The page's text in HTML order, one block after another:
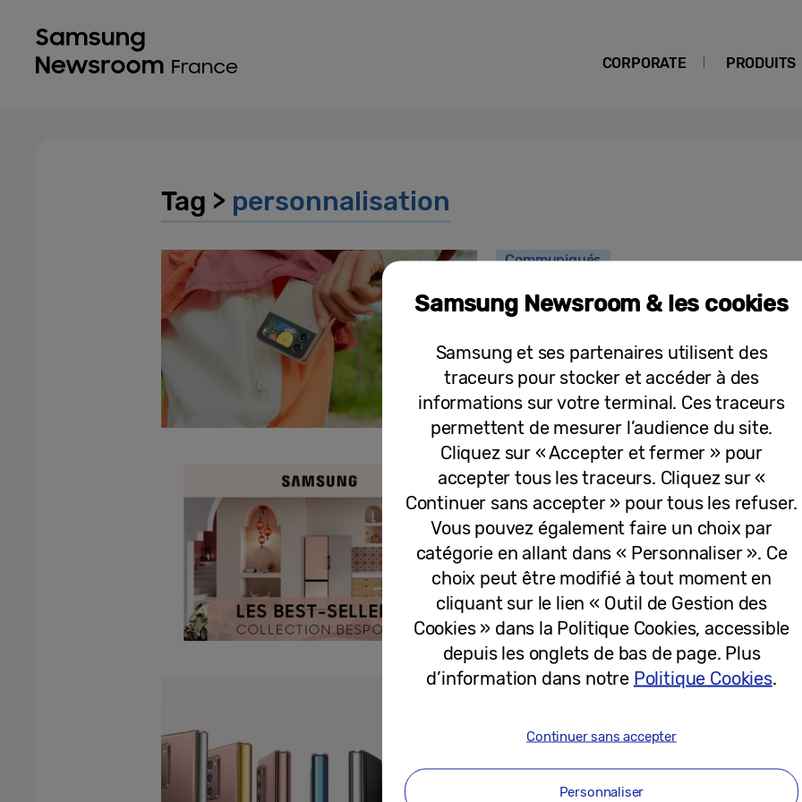
CORPORATE PRODUITS
Tag > personnalisation
Communiqués
Samsung Galaxy Z Flip4 : le
12-06-2023
Communiqués
Les best-sellers de la collection
12-05-2023
Communiqués
La personnalisation du Galaxy Z
Samsung Newsroom & les cookies
Samsung et ses partenaires utilisent des
traceurs pour stocker et accéder à des
informations sur votre terminal. Ces traceurs
permettent de mesurer l’audience du site.
Cliquez sur « Accepter et fermer » pour
accepter tous les traceurs. Cliquez sur «
Continuer sans accepter » pour tous les refuser.
Vous pouvez également faire un choix par
catégorie en allant dans « Personnaliser ». Ce
choix peut être modifié à tout moment en
cliquant sur le lien « Outil de Gestion des
Cookies » dans la Politique Cookies, accessible
depuis les onglets de bas de page. Plus
d’information dans notre Politique Cookies.
Continuer sans accepter
Personnaliser